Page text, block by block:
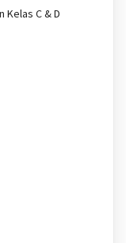
Kelas C & D